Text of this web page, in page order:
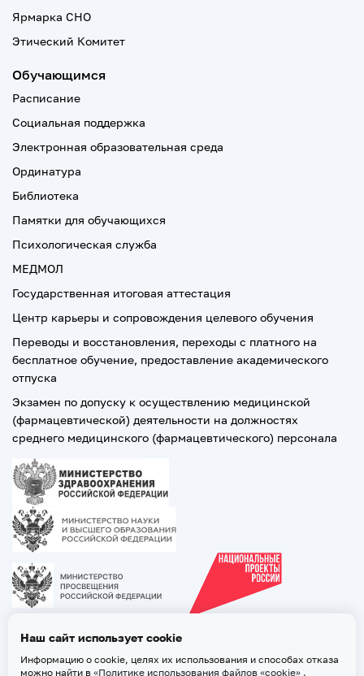
Ярмарка СНО
Этический Комитет
Обучающимся
Расписание
Социальная поддержка
Электронная образовательная среда
Ординатура
Библиотека
Памятки для обучающихся
Психологическая служба
МЕДМОЛ
Государственная итоговая аттестация
Центр карьеры и сопровождения целевого обучения
Переводы и восстановления, переходы с платного на
бесплатное обучение, предоставление академического
отпуска
Экзамен по допуску к осуществлению медицинской
(фармацевтической) деятельности на должностях
среднего медицинского (фармацевтического) персонала
Наш сайт использует cookie
Информацию о cookie, целях их использования и способах отказа
можно найти в «Политике использования файлов «cookie» .